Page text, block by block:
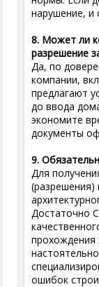
нарушение, и
8. Может ли
разрешение
Да, по
компании,
предлагают
до ввода
экономите
документы
9.
Для
(разрешения)
Достаточно
прохождения
ошибок